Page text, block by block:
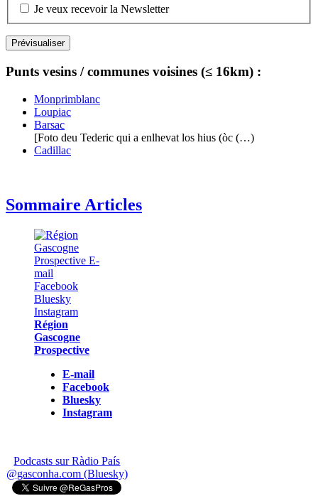
Je veux recevoir la Newsletter
Punts vesins / communes voisines (≤ 16km) :
Monprimblanc
Loupiac
Barsac
[Foto deu Tederic qui a enlhevat los hius (òc (…)
Cadillac
Sommaire Articles
Région
Gascogne
Prospective
E-mail
Facebook
Bluesky
Instagram
Podcasts sur Ràdio País
@gasconha.com (Bluesky)